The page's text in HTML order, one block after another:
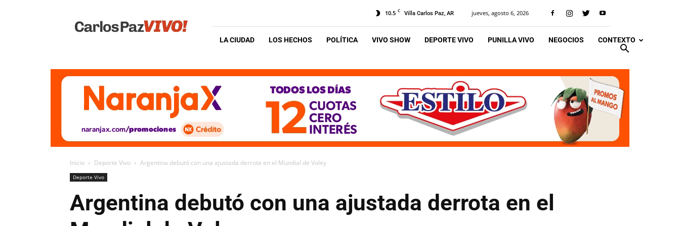
Vivo
10.5 C Villa Carlos Paz, AR jueves, agosto 6, 2026
LA CIUDAD LOS HECHOS POLÍTICA VIVO SHOW DEPORTE VIVO PUNILLA VIVO NEGOCIOS CONTEXTO
Inicio Deporte Vivo Argentina debutó con una ajustada derrota en el Mundial de Voley
Deporte Vivo
Argentina debutó con una ajustada derrota en el